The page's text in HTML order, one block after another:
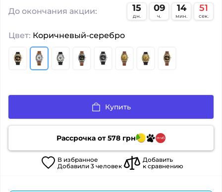
До окончания акции: 15
дн.
09
ч.
14
мин.
50
сек.
Цвет: Коричневый-серебро
Купить
Рассрочка от578 грн
В избранное
Добавили 3 человек
Добавить
к сравнению